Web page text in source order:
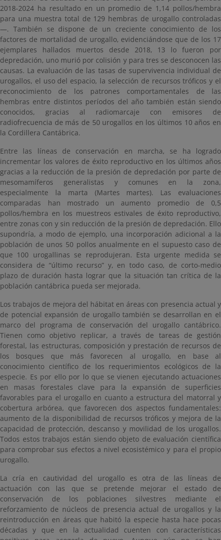
2018-2024 ha resultado en un promedio de 1,14 pollos/hembra
para una muestra total de 129 hembras de urogallo controladas
—. También se dispone de un creciente conocimiento de los
factores de mortalidad de urogallo, evidenciándose que de los 17
ejemplares hallados muertos desde 2018, 13 lo fueron por
depredación, uno murió por colisión y para tres se desconocen las
causas. La evaluación de las tasas de supervivencia individual de
urogallos, el uso del espacio, la selección de recursos tróficos y el
reconocimiento de los patrones comportamentales de las
hembras entre distintos períodos del año también están siendo
conocidos, gracias al radiomarcaje con emisores de
radiofrecuencia de más de 50 urogallos en los últimos 10 años en
la Cordillera Cantábrica.
Entre las líneas de conservación en marcha, se ha logrado
incrementar los valores de éxito reproductivo en los últimos años
gracias a la reducción de la presión de depredación por parte de
mesomamíferos generalistas y comunes en la zona,
especialmente la marta (Martes martes). Las evaluaciones
comparadas han mostrado un aumento promedio de 0,5
pollos/hembra en los muestreos estivales de éxito reproductivo,
entre zonas con y sin reducción de la presión de depredación. Ello
supondría, a modo de ejemplo, una incorporación adicional a la
población de unos 50 pollos anualmente en el supuesto caso de
que 100 urogallinas se reprodujeran. Esta urgente medida se
considera de “último recurso” y, en todo caso, de corto-medio
plazo de duración hasta lograr que la situación tan crítica de la
población cantábrica pueda ser mejorada.
Los trabajos de mejora del hábitat en áreas con presencia actual y
de potencial expansión de urogallo también se desarrollan en el
marco del programa de conservación del urogallo cantábrico.
Tienen como objetivo replicar, a través de tareas de gestión
forestal, las estructuras, composición y prestación de recursos de
los bosques que más favorecen al urogallo, en base al
conocimiento científico de los requerimientos ecológicos de la
especie. Es por ello por lo que se vienen ejecutando actuaciones
en masas forestales clave para la expansión de superficies
favorables para el urogallo en cuanto a estructura del matorral y
cobertura arbórea, que favorecen dos aspectos fundamentales:
aumento de la disponibilidad de recursos tróficos y mejora de la
capacidad de protección, descanso y movilidad de los urogallos.
Todos estos trabajos están siendo objeto de evaluación científica
para comprobar sus efectos a nivel ecosistémico y para el propio
urogallo.
La cría en cautividad del urogallo es otra de las líneas de
actuación con las que se pretende mejorar el estado de
conservación de los poblaciones silvestres mediante el
reforzamiento de núcleos de presencia actual de urogallos y la
reintroducción en áreas que habitó la especie hasta hace pocas
décadas y que en la actualidad cuenten con características